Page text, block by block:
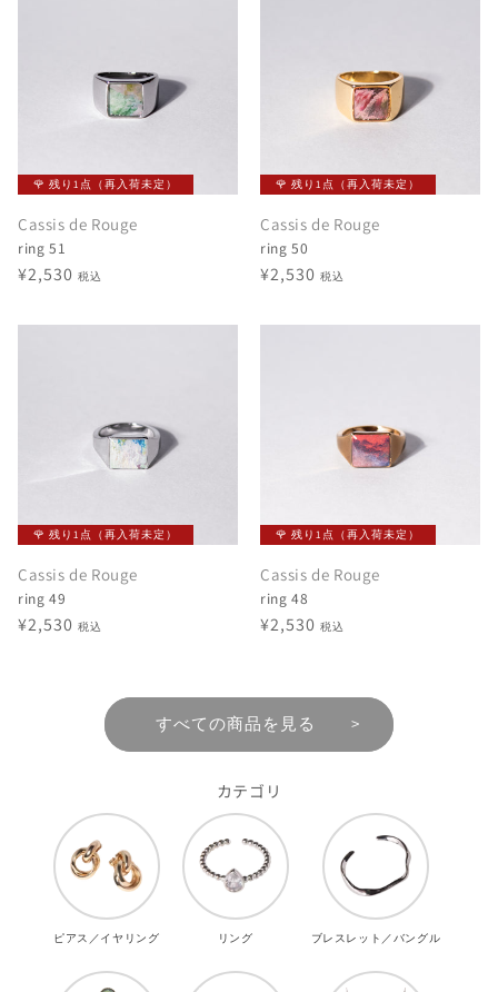
🌹 残り1点（再入荷未定）
Cassis de Rouge
ring 51
通
価
¥2,530 税込
🌹 残り1点（再入荷未定）
Cassis de Rouge
ring 50
通
価
¥2,530 税込
🌹 残り1点（再入荷未定）
Cassis de Rouge
ring 49
通
¥2,530 税込
🌹 残り1点（再入荷未定）
Cassis de Rouge
ring 48
通
格
¥2,530 税込
すべての商品を見る >
カテゴリ
ピアス／イヤリング リング ブレスレット／バングル